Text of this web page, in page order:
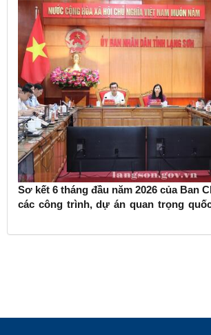
Sơ kết 6 tháng đầu năm 2026 của Ban
các công trình, dự án quan trọng